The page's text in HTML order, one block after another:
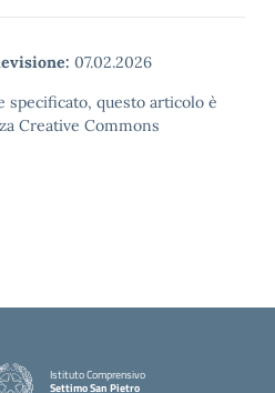
07.02.2026
specificato, questo articolo è
Creative Commons
Istituto Comprensivo
Settimo San Pietro